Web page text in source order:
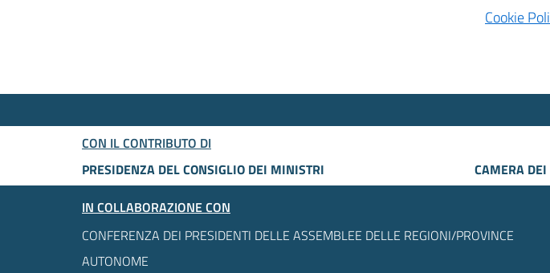
Cookie
CON IL CONTRIBUTO DI
PRESIDENZA DEL CONSIGLIO DEI MINISTRI
CAMERA DEI
IN COLLABORAZIONE CON
CONFERENZA DEI PRESIDENTI DELLE ASSEMBLEE DELLE REGIONI/PROVINCE
AUTONOME